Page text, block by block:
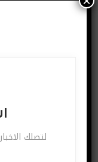
لتصلك